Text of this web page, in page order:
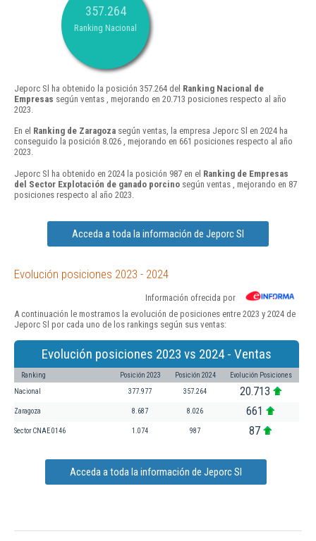
357.264
Ranking Nacional
Jeporc Sl ha obtenido la posición 357.264 del Ranking Nacional de
Empresas según ventas , mejorando en 20.713 posiciones respecto al año
2023.
En el Ranking de Zaragoza según ventas, la empresa Jeporc Sl en 2024 ha
conseguido la posición 8.026 , mejorando en 661 posiciones respecto al año
2023.
Jeporc Sl ha obtenido en 2024 la posición 987 en el Ranking de Empresas
del Sector Explotación de ganado porcino según ventas , mejorando en 87
posiciones respecto al año 2023.
Acceda a toda la información de Jeporc Sl
Evolución posiciones 2023 - 2024
Información ofrecida por
A continuación le mostramos la evolución de posiciones entre 2023 y 2024 de
Jeporc Sl por cada uno de los rankings según sus ventas:
Evolución posiciones 2023 vs 2024 - Ventas
Ranking Posición 2023 Posición 2024 Evolución Posiciones
Nacional 377.977 357.264 20.713
Zaragoza 8.687 8.026 661
Sector CNAE 0146 1.074 987 87
Acceda a toda la información de Jeporc Sl